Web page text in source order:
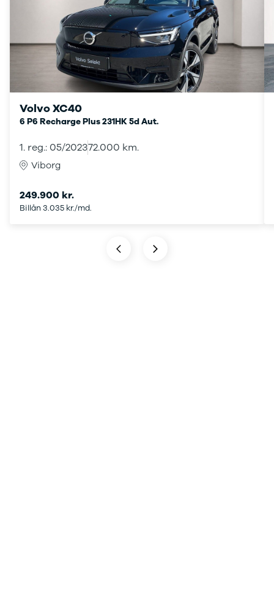
Volvo XC40
6 P6 Recharge Plus 231HK 5d Aut.
1. reg.: 05/202372.000 km.
Viborg
249.900 kr.
Billån 3.035 kr./md.